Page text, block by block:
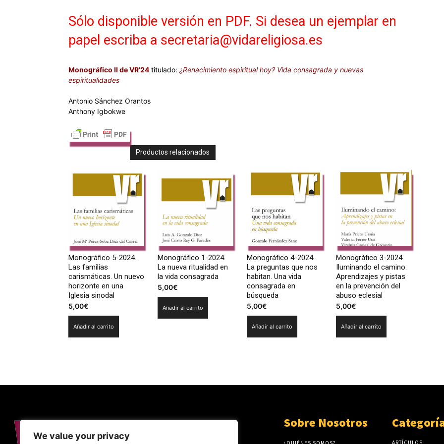
We value your privacy
Sólo disponible versión en PDF. Si desea un ejemplar en
papel escriba a secretaria@vidareligiosa.es
Monográfico II de VR’24 titulado: ¿Renacimiento espiritual hoy? Vida consagrada y nuevas
espiritualidades
Antonio Sánchez Orantos
Anthony Igbokwe
Productos relacionados
Monográfico 5-2024.
Las familias
carismáticas. Un nuevo
horizonte en una
Iglesia sinodal
5,00€
Añadir al carrito
Monográfico 1-2024.
La nueva ritualidad en
la vida consagrada
5,00€
Añadir al carrito
Monográfico 4-2024.
La preguntas que nos
habitan. Una vida
consagrada en
búsqueda
5,00€
Añadir al carrito
Monográfico 3-2024.
Iluminando el camino:
Aprendizajes y pistas
en la prevención del
abuso eclesial
5,00€
Añadir al carrito
Sobre Nosotros
ARTÍCULOS